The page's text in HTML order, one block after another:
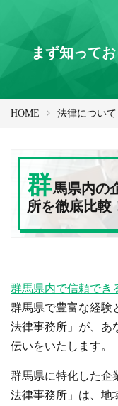
まず知って
HOME 法律について
群馬県内の
所を徹底比較
群馬県内で信頼でき
群馬県で豊富な経験
法律事務所」が、あ
伝いをいたします。
群馬県に特化した企
法律事務所」は、地